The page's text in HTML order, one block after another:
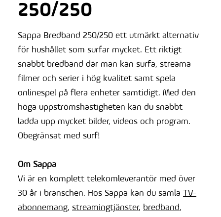
250/250
Sappa Bredband 250/250 ett utmärkt alternativ
för hushållet som surfar mycket. Ett riktigt
snabbt bredband där man kan surfa, streama
filmer och serier i hög kvalitet samt spela
onlinespel på flera enheter samtidigt. Med den
höga uppströmshastigheten kan du snabbt
ladda upp mycket bilder, videos och program.
Obegränsat med surf!
Om Sappa
Vi är en komplett telekomleverantör med över
30 år i branschen. Hos Sappa kan du samla TV-
abonnemang, streamingtjänster, bredband,